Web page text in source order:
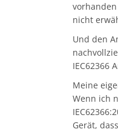
vorhanden
nicht
Und den
IEC62366
Meine
Wenn ich
Gerät,